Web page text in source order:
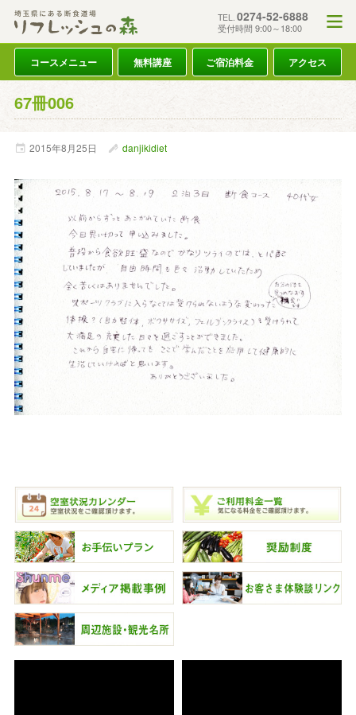
TEL. 0274-52-6888
受付時間 9:00～18:00
コースメニュー 無料講座 ご宿泊料金 アクセス
67冊006
2015年8月25日 danjikidiet